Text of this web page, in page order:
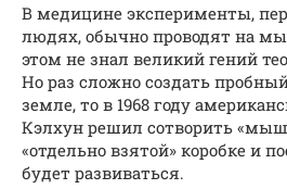
В медицине эксперименты,
людях, обычно проводят на
этом не знал великий гений
Но раз сложно создать
земле, то в 1968 году
Кэлхун решил сотворить
«отдельно взятой» коробке и
будет развиваться.